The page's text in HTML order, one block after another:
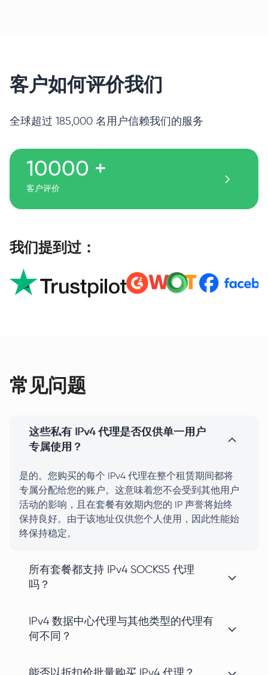
客户如何评价我们
全球超过 185,000 名用户信赖我们的服务
10000 +
客户评价
我们提到过：
常见问题
这些私有 IPv4 代理是否仅供单一用户
专属使用？
是的。您购买的每个 IPv4 代理在整个租赁期间都将
专属分配给您的账户。这意味着您不会受到其他用户
活动的影响，且在套餐有效期内您的 IP 声誉将始终
保持良好。由于该地址仅供您个人使用，因此性能始
终保持稳定。
所有套餐都支持 IPv4 SOCKS5 代理
吗？
IPv4 数据中心代理与其他类型的代理有
何不同？